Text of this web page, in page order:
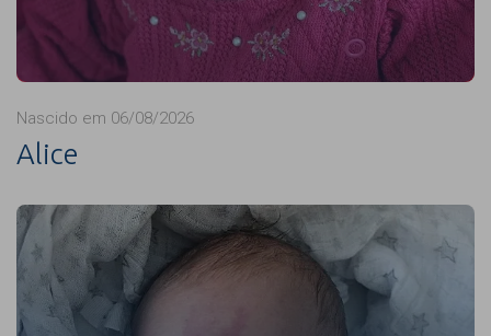
Nascido em 06/08/2026
Alice